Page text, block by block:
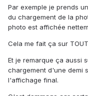
Par exemple je prends
du chargement de la
photo est affichée
Cela me fait ça sur
Et je remarque ça aussi
chargement d'une demi
l'affichage final.